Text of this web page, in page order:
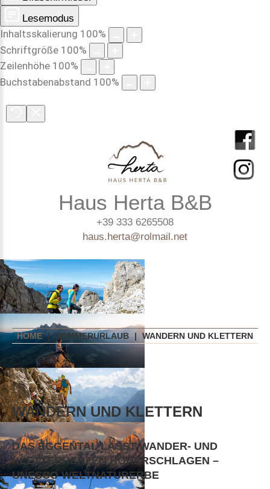
Lesemodus
Inhaltsskalierung 100%
Schriftgröße 100%
Zeilenhöhe 100%
Buchstabenabstand 100%
Haus Herta B&B
+39 333 6265508
haus.herta@rolmail.net
HOME | SOMMERURLAUB | WANDERN UND KLETTERN
WANDERN UND KLETTERN
DAS EGGENTAL LÄSST WANDER- UND
KLETTERHERZEN HÖHERSCHLAGEN –
UNESCO WELTNATURERBE